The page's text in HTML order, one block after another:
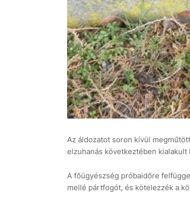
Az áldozatot soron kívül
elzuhanás következtében
A főügyészség próbaidőre
mellé pártfogót, és kötelezzék a